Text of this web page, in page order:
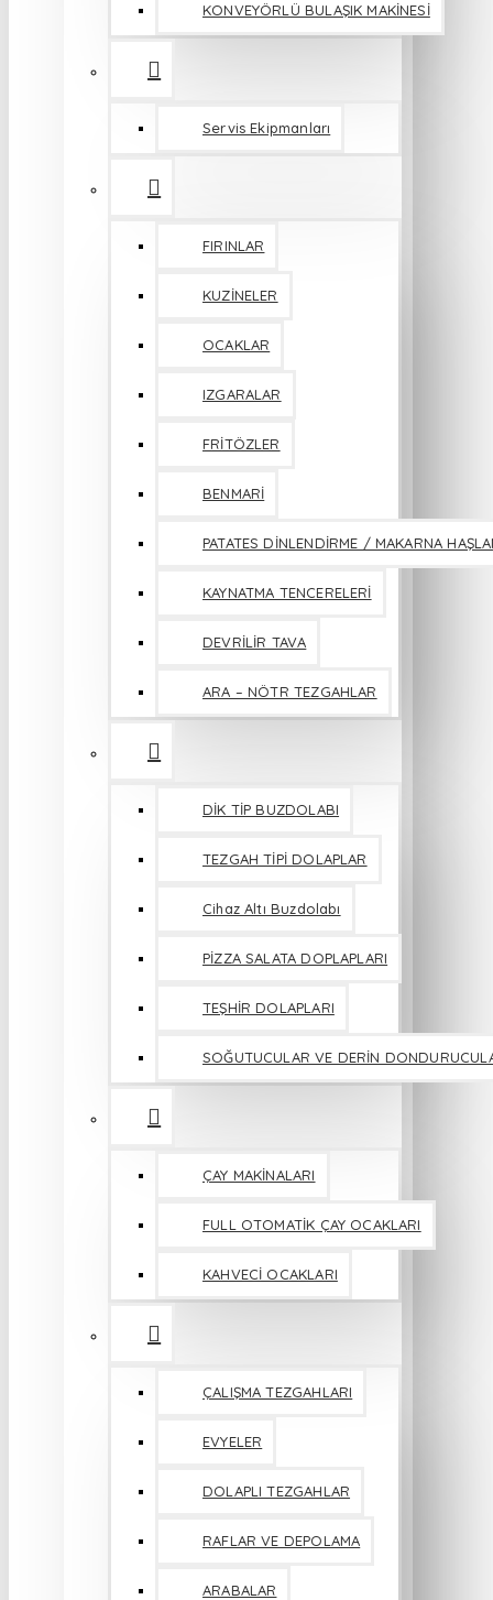
KONVEYÖRLÜ BULAŞIK MAKİNESİ
Servis Ekipmanları
FIRINLAR
KUZİNELER
OCAKLAR
IZGARALAR
FRİTÖZLER
BENMARİ
PATATES DİNLENDİRME / MAKARNA
KAYNATMA TENCERELERİ
DEVRİLİR TAVA
ARA – NÖTR TEZGAHLAR
DİK TİP BUZDOLABI
TEZGAH TİPİ DOLAPLAR
Cihaz Altı Buzdolabı
PİZZA SALATA DOPLAPLARI
TEŞHİR DOLAPLARI
SOĞUTUCULAR VE DERİN
ÇAY MAKİNALARI
FULL OTOMATİK ÇAY OCAKLARI
KAHVECİ OCAKLARI
ÇALIŞMA TEZGAHLARI
EVYELER
DOLAPLI TEZGAHLAR
RAFLAR VE DEPOLAMA
ARABALAR